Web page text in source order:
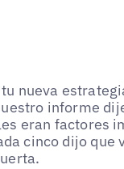
nueva
informe
eran factores
cinco dijo